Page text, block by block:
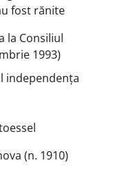
fost rănite
la Consiliul
1993)
independența
(n. 1910)